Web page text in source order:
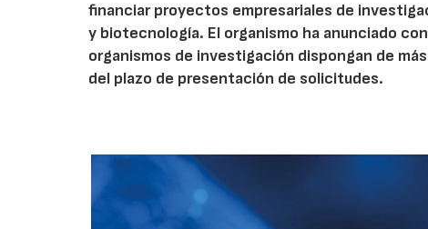
financiar proyectos empresariales de
y biotecnología. El organismo ha anunciado
organismos de investigación dispongan de
del plazo de presentación de solicitudes.